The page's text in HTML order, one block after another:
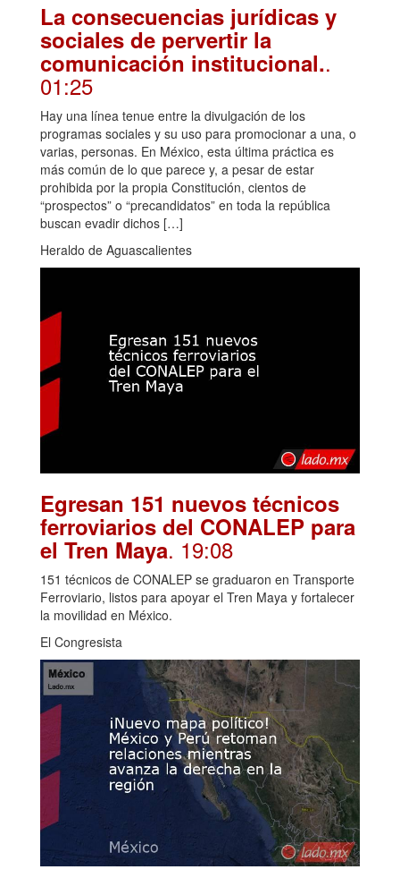
La consecuencias jurídicas y
sociales de pervertir la
comunicación institucional..
01:25
Hay una línea tenue entre la divulgación de los
programas sociales y su uso para promocionar a una, o
varias, personas. En México, esta última práctica es
más común de lo que parece y, a pesar de estar
prohibida por la propia Constitución, cientos de
“prospectos” o “precandidatos” en toda la república
buscan evadir dichos […]
Heraldo de Aguascalientes
Egresan 151 nuevos técnicos
ferroviarios del CONALEP para
el Tren Maya. 19:08
151 técnicos de CONALEP se graduaron en Transporte
Ferroviario, listos para apoyar el Tren Maya y fortalecer
la movilidad en México.
El Congresista